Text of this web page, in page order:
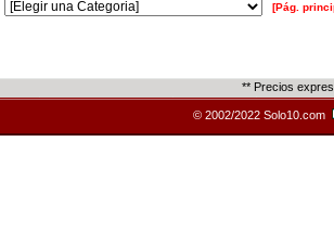
[Pág.
** Precios
© 2002/2022 Solo10.com